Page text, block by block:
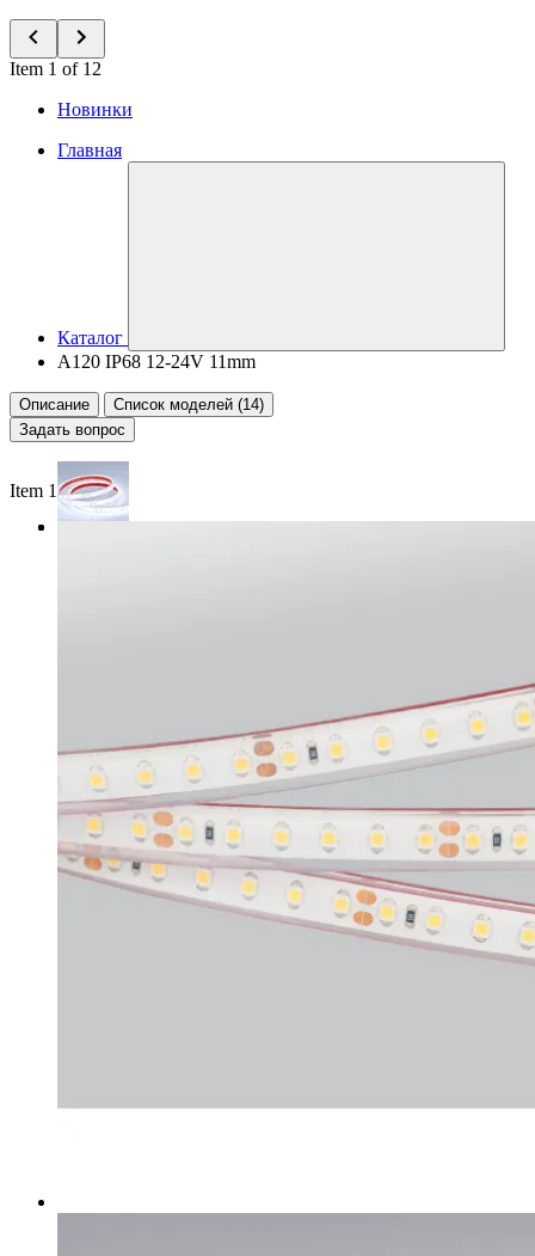
Item 1 of 12
Новинки
Главная
Каталог
A120 IP68 12-24V 11mm
Описание
Список моделей (14)
Задать вопрос
Item 1 of 3